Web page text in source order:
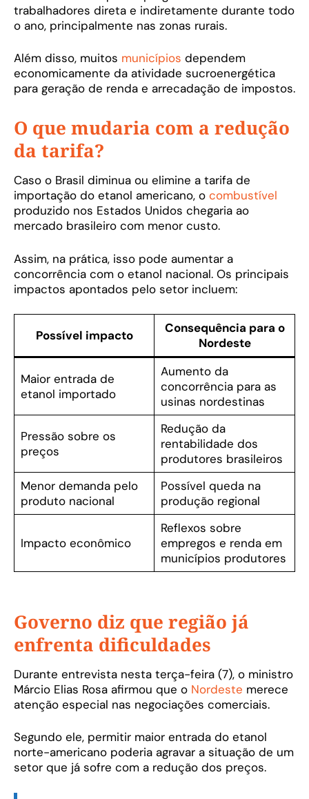
trabalhadores direta e indiretamente durante todo
o ano, principalmente nas zonas rurais.
Além disso, muitos municípios dependem
economicamente da atividade sucroenergética
para geração de renda e arrecadação de impostos.
O que mudaria com a redução
da tarifa?
Caso o Brasil diminua ou elimine a tarifa de
importação do etanol americano, o combustível
produzido nos Estados Unidos chegaria ao
mercado brasileiro com menor custo.
Assim, na prática, isso pode aumentar a
concorrência com o etanol nacional. Os principais
impactos apontados pelo setor incluem:
Possível impacto
Consequência para o
Nordeste
Maior entrada de
etanol importado
Aumento da
concorrência para as
usinas nordestinas
Pressão sobre os
preços
Redução da
rentabilidade dos
produtores brasileiros
Menor demanda pelo
produto nacional
Possível queda na
produção regional
Impacto econômico
Reflexos sobre
empregos e renda em
municípios produtores
Governo diz que região já
enfrenta dificuldades
Durante entrevista nesta terça-feira (7), o ministro
Márcio Elias Rosa afirmou que o Nordeste merece
atenção especial nas negociações comerciais.
Segundo ele, permitir maior entrada do etanol
norte-americano poderia agravar a situação de um
setor que já sofre com a redução dos preços.